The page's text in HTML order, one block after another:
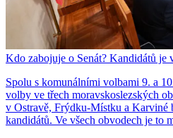
Kdo zabojuje o Senát? Kandidátů je
Spolu s komunálními volbami 9. a
volby ve třech moravskoslezských
v Ostravě, Frýdku-Místku a Karviné
kandidátů. Ve všech obvodech je to